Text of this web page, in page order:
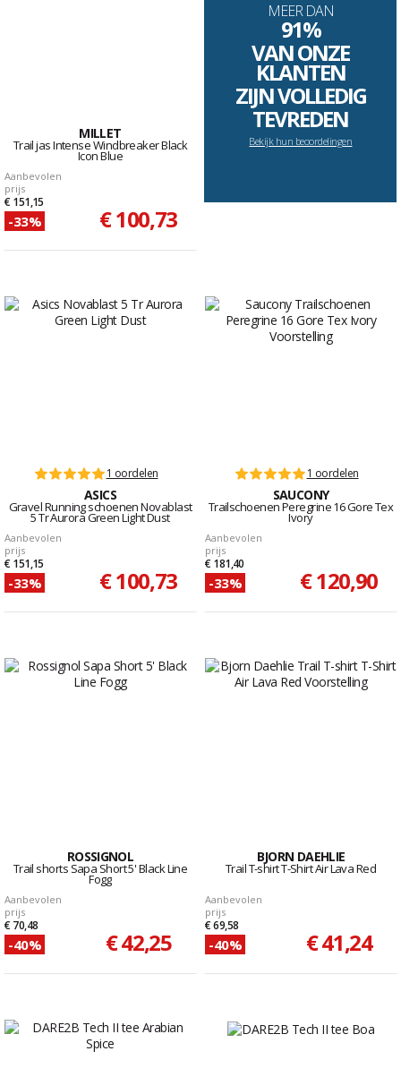
MILLET
Trail jas Intense Windbreaker Black
Icon Blue
Aanbevolen
prijs
€ 151,15
-33% € 100,73
MEER DAN
91%
VAN ONZE
KLANTEN
ZIJN VOLLEDIG
TEVREDEN
Bekijk hun beoordelingen
1 oordelen
ASICS
Gravel Running schoenen Novablast
5 Tr Aurora Green Light Dust
Aanbevolen
prijs
€ 151,15
-33% € 100,73
1 oordelen
SAUCONY
Trailschoenen Peregrine 16 Gore Tex
Ivory
Aanbevolen
prijs
€ 181,40
-33% € 120,90
ROSSIGNOL
Trail shorts Sapa Short 5' Black Line
Fogg
Aanbevolen
prijs
€ 70,48
-40% € 42,25
BJORN DAEHLIE
Trail T-shirt T-Shirt Air Lava Red
Aanbevolen
prijs
€ 69,58
-40% € 41,24